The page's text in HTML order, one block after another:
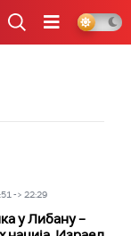
-> 22:29
у Либану –